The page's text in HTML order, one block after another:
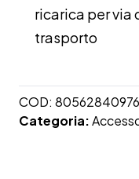
ricarica per via
trasporto
COD:
Categoria: